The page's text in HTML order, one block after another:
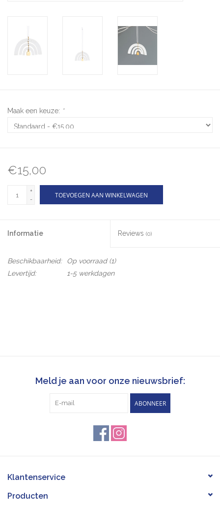
Maak een keuze: *
€15,00
+
-
TOEVOEGEN AAN WINKELWAGEN
Informatie Reviews (0)
Beschikbaarheid: Op voorraad(1)
Levertijd:
1-5 werkdagen
Meld je aan voor onze nieuwsbrief:
ABONNEER
Klantenservice
Producten